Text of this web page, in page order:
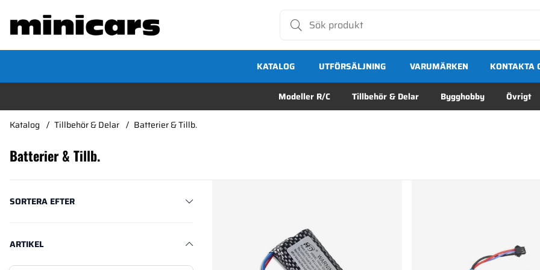
KATALOG
Modeller R/C Tillbehör & Delar Bygghobby Övrigt
UTFÖRSÄLJNING VARUMÄRKEN KONTAKTA
Katalog Tillbehör & Delar Batterier & Tillb.
Batterier & Tillb.
SORTERA EFTER
ARTIKEL